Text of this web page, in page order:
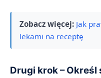
Zobacz więcej: Jak
lekami na receptę
Drugi krok –